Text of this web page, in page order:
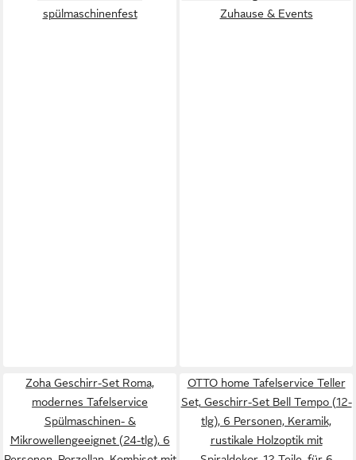
spülmaschinenfest
Zuhause & Events
Zoha Geschirr-Set Roma,
modernes Tafelservice
Spülmaschinen- &
Mikrowellengeeignet (24-tlg), 6
OTTO home Tafelservice Teller
Set, Geschirr-Set Bell Tempo (12-
tlg), 6 Personen, Keramik,
rustikale Holzoptik mit